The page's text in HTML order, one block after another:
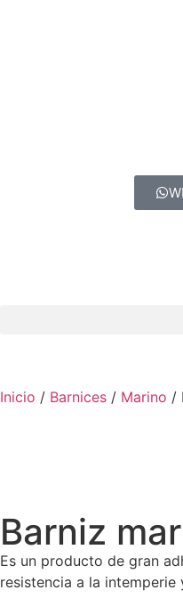
Inicio / Barnices / Marino /
Barniz
Es un producto de gran
resistencia a la intemperie